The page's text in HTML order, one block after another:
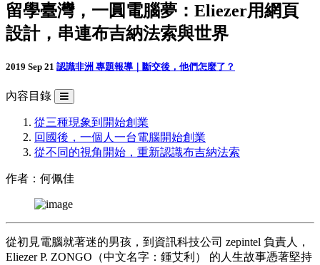
留學臺灣，一圓電腦夢：Eliezer用網頁
設計，串連布吉納法索與世界
2019 Sep 21 認識非洲 專題報導｜斷交後，他們怎麼了？
內容目錄
從三種現象到開始創業
回國後，一個人一台電腦開始創業
從不同的視角開始，重新認識布吉納法索
作者：何佩佳
從初見電腦就著迷的男孩，到資訊科技公司 zepintel 負責人，
Eliezer P. ZONGO（中文名字：鍾艾利） 的人生故事憑著堅持